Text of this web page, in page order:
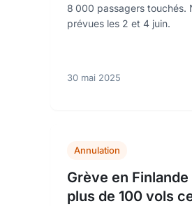
8 000 passagers touchés.
prévues les 2 et 4 juin.
30 mai 2025
Annulation
Grève en
plus de 100 vols